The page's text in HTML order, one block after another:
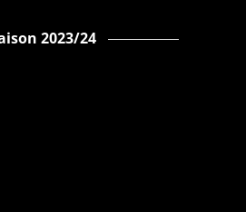
2023/24